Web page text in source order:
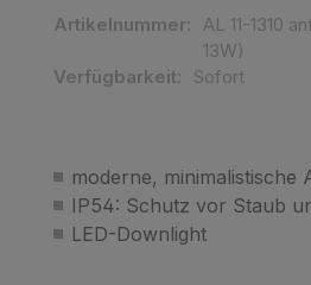
moderne, minimalistische
IP54: Schutz vor Staub
LED-Downlight
Artikelnummer: AL 11-1310
13W)
Verfügbarkeit:
Sofort